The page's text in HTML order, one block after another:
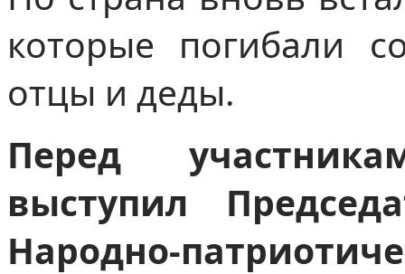
которые погибали
отцы и деды.
Перед
выступил
Народно-